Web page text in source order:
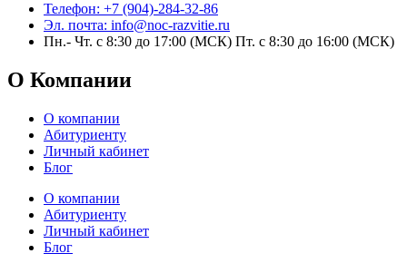
Телефон: +7 (904)-284-32-86
Эл. почта: info@noc-razvitie.ru
Пн.- Чт. с 8:30 до 17:00 (МСК) Пт. с 8:30 до 16:00 (МСК)
О Компании
О компании
Абитуриенту
Личный кабинет
Блог
О компании
Абитуриенту
Личный кабинет
Блог